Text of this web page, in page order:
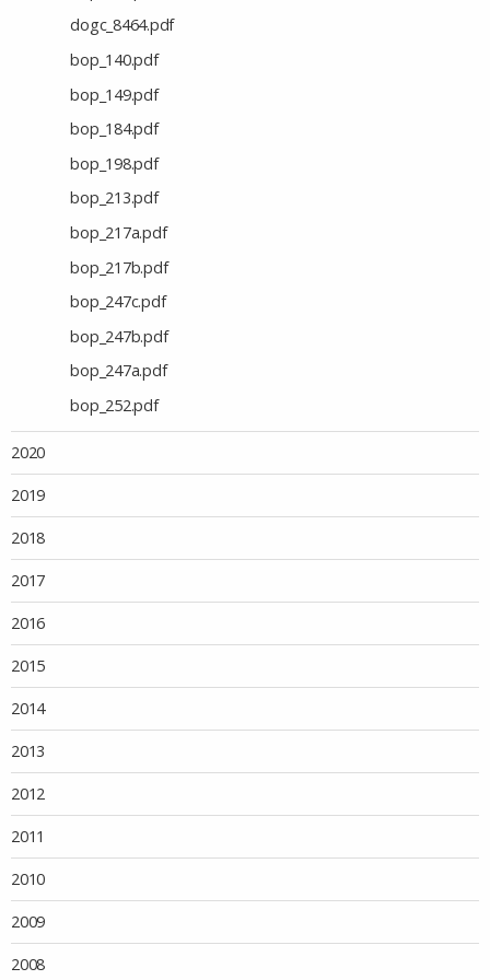
dogc_8464.pdf
bop_140.pdf
bop_149.pdf
bop_184.pdf
bop_198.pdf
bop_213.pdf
bop_217a.pdf
bop_217b.pdf
bop_247c.pdf
bop_247b.pdf
bop_247a.pdf
bop_252.pdf
2020
2019
2018
2017
2016
2015
2014
2013
2012
2011
2010
2009
2008